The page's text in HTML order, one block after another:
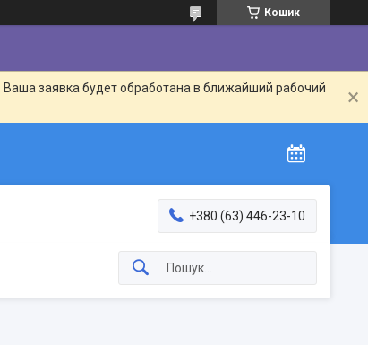
Кошик
заявка будет обработана в ближайший рабочий
+380 (63) 446-23-10